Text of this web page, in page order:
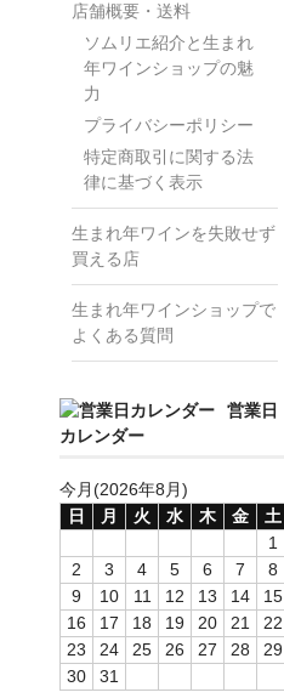
店舗概要・送料
ソムリエ紹介と生まれ
年ワインショップの魅
力
プライバシーポリシー
特定商取引に関する法
律に基づく表示
生まれ年ワインを失敗せず
買える店
生まれ年ワインショップで
よくある質問
営業日
カレンダー
今月(2026年8月)
日
月 火 水 木 金
土
1
2
3 4 5 6 7
8
9
10 11 12 13 14
15
16
17 18 19 20 21
22
23
24 25 26 27 28
29
30
31